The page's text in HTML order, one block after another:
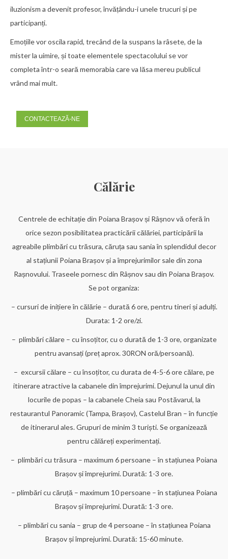
iluzionism a devenit profesor, învățându-i unele trucuri și pe
participanți.
Emoțiile vor oscila rapid, trecând de la suspans la râsete, de la
mister la uimire, și toate elementele spectacolului se vor
completa într-o seară memorabia care va lăsa mereu publicul
vrând mai mult.
CONTACTEAZĂ-NE
Călărie
Centrele de echitație din Poiana Brașov și Râșnov vă oferă în
orice sezon posibilitatea practicării călăriei, participării la
agreabile plimbări cu trăsura, căruța sau sania în splendidul decor
al stațiunii Poiana Brașov și a împrejurimilor sale din zona
Rașnovului. Traseele pornesc din Râșnov sau din Poiana Brașov.
Se pot organiza:
– cursuri de inițiere în călărie – durată 6 ore, pentru tineri și adulți.
Durata: 1-2 ore/zi.
– plimbări călare – cu însoțitor, cu o durată de 1-3 ore, organizate
pentru avansați (preț aprox. 30RON oră/persoană).
– excursii călare – cu însoțitor, cu durata de 4-5-6 ore călare, pe
itinerare atractive la cabanele din împrejurimi. Dejunul la unul din
locurile de popas – la cabanele Cheia sau Postăvarul, la
restaurantul Panoramic (Tampa, Brașov), Castelul Bran – în funcție
de itinerarul ales. Grupuri de minim 3 turiști. Se organizează
pentru călăreți experimentați.
– plimbări cu trăsura – maximum 6 persoane – în stațiunea Poiana
Brașov și împrejurimi. Durată: 1-3 ore.
– plimbări cu căruță – maximum 10 persoane – în stațiunea Poiana
Brașov și împrejurimi. Durată: 1-3 ore.
– plimbări cu sania – grup de 4 persoane – în stațiunea Poiana
Brașov și împrejurimi. Durată: 15-60 minute.